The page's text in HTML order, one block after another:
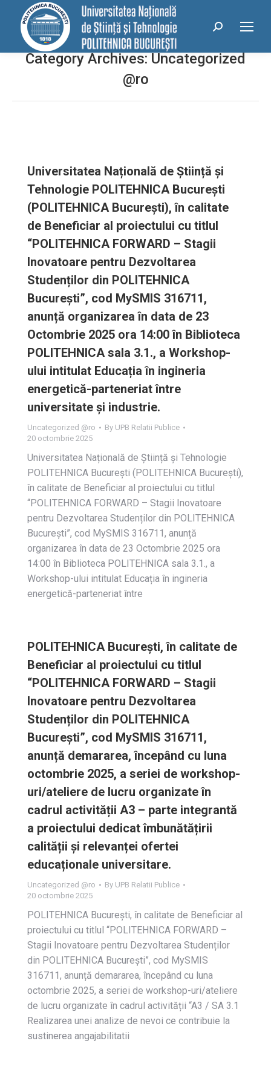
conținut
Search:
Category Archives: Uncategorized
@ro
Universitatea Națională de Știință și
Tehnologie POLITEHNICA București
(POLITEHNICA București), în calitate
de Beneficiar al proiectului cu titlul
“POLITEHNICA FORWARD – Stagii
Inovatoare pentru Dezvoltarea
Studenților din POLITEHNICA
București”, cod MySMIS 316711,
anunță organizarea în data de 23
Octombrie 2025 ora 14:00 în Biblioteca
POLITEHNICA sala 3.1., a Workshop-
ului intitulat Educația în ingineria
energetică-parteneriat între
universitate și industrie.
Uncategorized @ro By UPB Relatii Publice
20 octombrie 2025
Universitatea Națională de Știință și Tehnologie
POLITEHNICA București (POLITEHNICA București),
în calitate de Beneficiar al proiectului cu titlul
“POLITEHNICA FORWARD – Stagii Inovatoare
pentru Dezvoltarea Studenților din POLITEHNICA
București”, cod MySMIS 316711, anunță
organizarea în data de 23 Octombrie 2025 ora
14:00 în Biblioteca POLITEHNICA sala 3.1., a
Workshop-ului intitulat Educația în ingineria
energetică-parteneriat între
POLITEHNICA București, în calitate de
Beneficiar al proiectului cu titlul
“POLITEHNICA FORWARD – Stagii
Inovatoare pentru Dezvoltarea
Studenților din POLITEHNICA
București”, cod MySMIS 316711,
anunță demararea, începând cu luna
octombrie 2025, a seriei de workshop-
uri/ateliere de lucru organizate în
cadrul activității A3 – parte integrantă
a proiectului dedicat îmbunătățirii
calității și relevanței ofertei
educaționale universitare.
Uncategorized @ro By UPB Relatii Publice
20 octombrie 2025
POLITEHNICA București, în calitate de Beneficiar al
proiectului cu titlul “POLITEHNICA FORWARD –
Stagii Inovatoare pentru Dezvoltarea Studenților
din POLITEHNICA București”, cod MySMIS
316711, anunță demararea, începând cu luna
octombrie 2025, a seriei de workshop-uri/ateliere
de lucru organizate în cadrul activității “A3 / SA 3.1
Realizarea unei analize de nevoi ce contribuie la
sustinerea angajabilitatii